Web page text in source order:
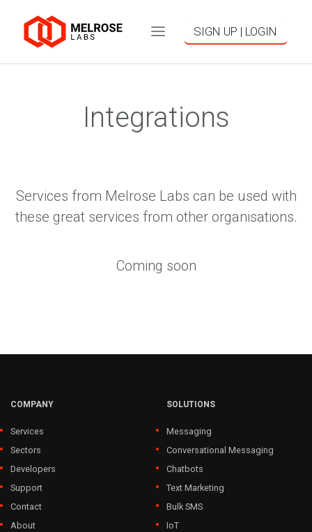
SIGN UP | LOGIN
Integrations
Services from Melrose Labs can be used with
these great services from other organisations.
Coming soon
COMPANY
Services
Sectors
Developers
Support
Contact
About
SOLUTIONS
Messaging
Conversational Messaging
Chatbots
Text Marketing
Bulk SMS
IoT